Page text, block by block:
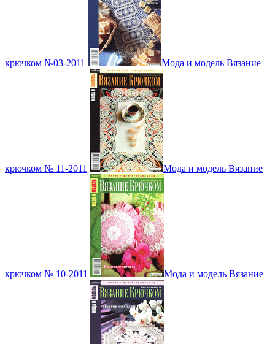
крючком №03-2011 Мода и модель Вязание
крючком № 11-2011 Мода и модель Вязание
крючком № 10-2011 Мода и модель Вязание